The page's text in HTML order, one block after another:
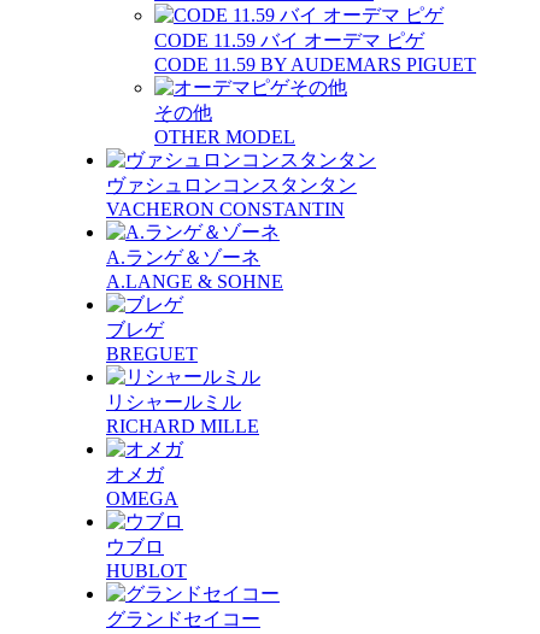
CODE 11.59 バイ オーデマ ピゲ
CODE 11.59 BY AUDEMARS PIGUET
その他
OTHER MODEL
ヴァシュロンコンスタンタン
VACHERON CONSTANTIN
A.ランゲ＆ゾーネ
A.LANGE & SOHNE
ブレゲ
BREGUET
リシャールミル
RICHARD MILLE
オメガ
OMEGA
ウブロ
HUBLOT
グランドセイコー